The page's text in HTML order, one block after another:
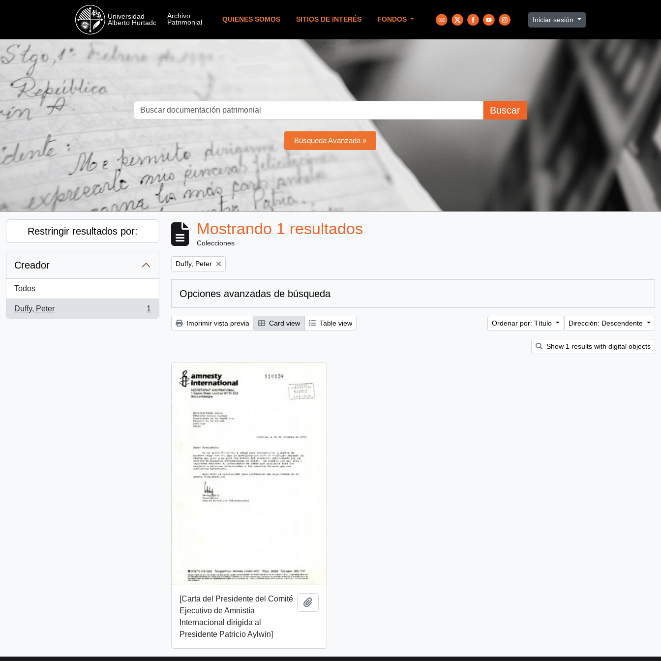
QUIENES SOMOS SITIOS DE INTERÉS FONDOS Iniciar sesión
Buscar
Búsqueda Avanzada »
Restringir resultados por:
Creador
Todos
Duffy, Peter
, 1 resultados
1
Mostrando 1 resultados
Colecciones
Remove filter:
Duffy, Peter
Opciones avanzadas de búsqueda
Imprimir vista previa Card view Table view Ordenar por: Título Dirección: Descendente
Show 1 results with digital objects
[Carta del Presidente del Comité
Ejecutivo de Amnistía
Internacional dirigida al
Presidente Patricio Aylwin]